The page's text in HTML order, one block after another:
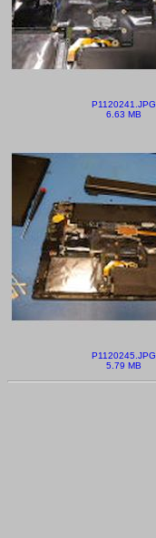
P1120241.JPG
6.63 MB
P1120245.JPG
5.79 MB